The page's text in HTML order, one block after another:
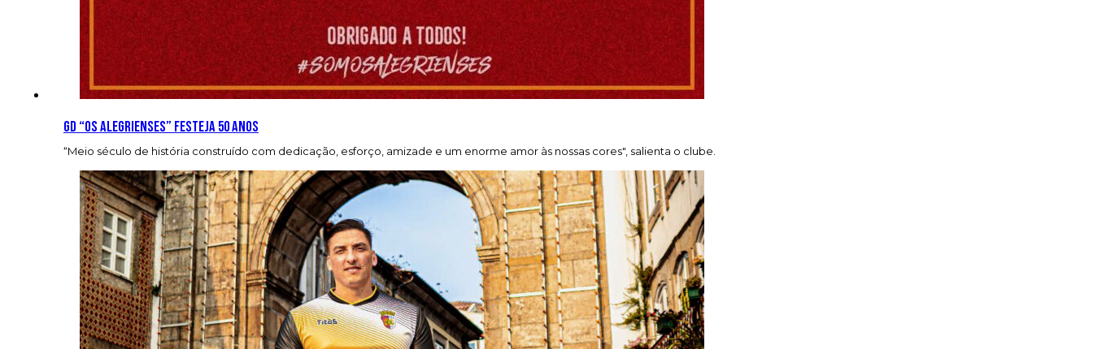
GD “Os Alegrienses” festeja 50 anos
“Meio século de história construído com dedicação, esforço, amizade e um enorme amor às nossas cores", salienta o clube.